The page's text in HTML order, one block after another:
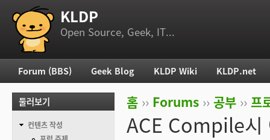
부 메뉴 KLDP
Open Source, Geek, IT...
현재 위치
홈 ›› Forums ›› 공부 ›› 프
ACE Compile시
주 메뉴
Forum (BBS) Geek Blog KLDP Wiki KLDP.net
둘러보기
컨텐츠 작성